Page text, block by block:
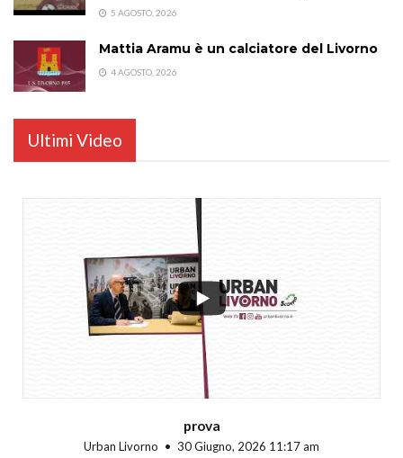
5 AGOSTO, 2026
Mattia Aramu è un calciatore del Livorno
4 AGOSTO, 2026
Ultimi Video
prova
Urban Livorno 30 Giugno, 2026 11:17 am